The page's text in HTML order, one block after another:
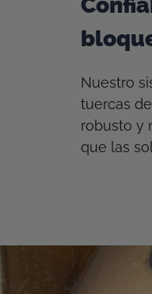
Nuestro
tuercas
robusto y
que las